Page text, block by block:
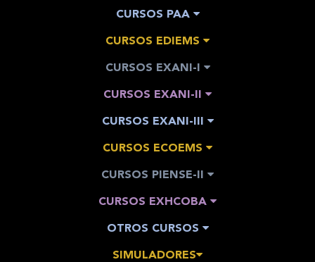
CURSOS PAA
CURSOS EDIEMS
CURSOS EXANI-I
CURSOS EXANI-II
CURSOS EXANI-III
CURSOS ECOEMS
CURSOS PIENSE-II
CURSOS EXHCOBA
OTROS CURSOS
SIMULADORES